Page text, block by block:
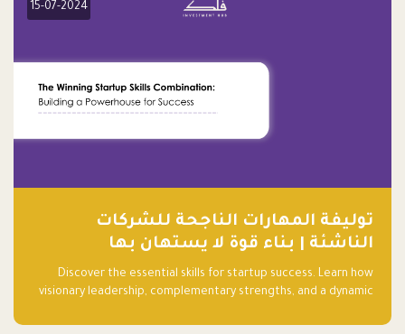
15-07-2024
توليفة المهارات الناجحة للشركات
الناشئة | بناء قوة لا يستهان بها
Discover the essential skills for startup success. Learn how
visionary leadership, complementary strengths, and a dynamic
elevate your startup! Follow us @FalakHub